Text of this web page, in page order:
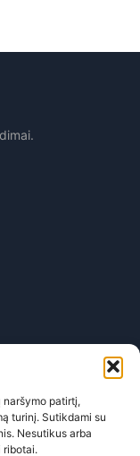
naršymo patirtį,
turinį. Sutikdami su
Nesutikus arba
ribotai.